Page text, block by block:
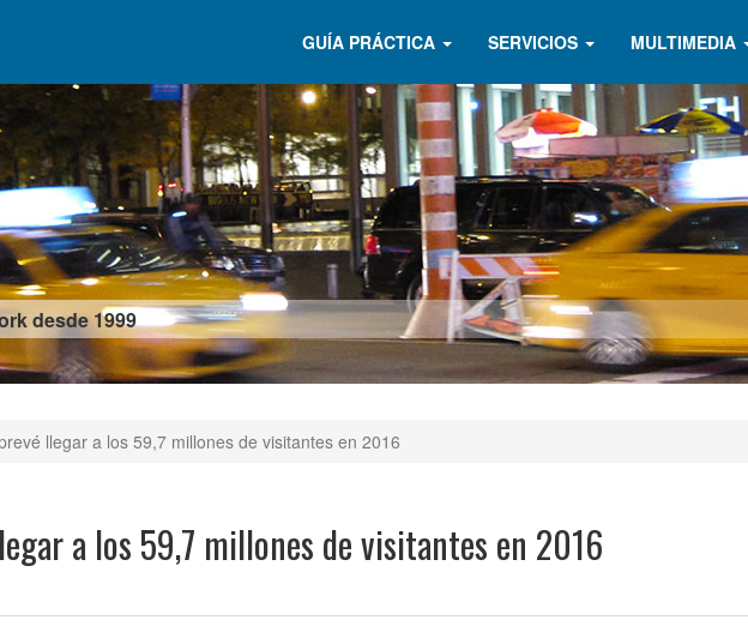
desde 1999
GUÍA PRÁCTICA SERVICIOS MULTIMEDIA
llegar a los 59,7 millones de visitantes en 2016
a los 59,7 millones de visitantes en 2016